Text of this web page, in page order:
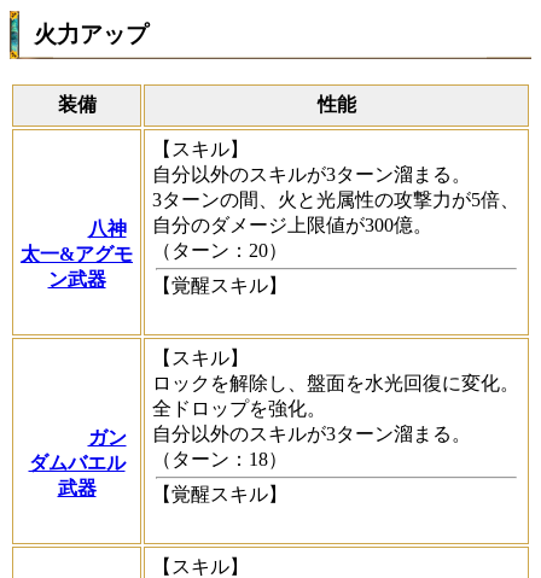
火力アップ
装備 性能
八神
太一&アグモ
ン武器
【スキル】
自分以外のスキルが3ターン溜まる。
3ターンの間、火と光属性の攻撃力が5倍、
自分のダメージ上限値が300億。
（ターン：20）
【覚醒スキル】
ガン
ダムバエル
武器
【スキル】
ロックを解除し、盤面を水光回復に変化。
全ドロップを強化。
自分以外のスキルが3ターン溜まる。
（ターン：18）
【覚醒スキル】
【スキル】